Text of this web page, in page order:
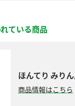
ている商品
ほんてり みり
商品情報はこちら